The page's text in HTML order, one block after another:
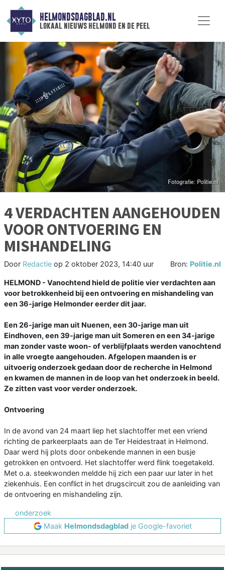
HELMONDSDAGBLAD.NL
lokaal nieuws helmond en de peel
4 VERDACHTEN AANGEHOUDEN
VOOR ONTVOERING EN
MISHANDELING
Door Redactie op 2 oktober 2023, 14:40 uur Bron: Politie.nl
HELMOND - Vanochtend hield de politie vier verdachten aan
voor betrokkenheid bij een ontvoering en mishandeling van
een 36-jarige Helmonder eerder dit jaar.
Een 26-jarige man uit Nuenen, een 30-jarige man uit
Eindhoven, een 39-jarige man uit Someren en een 34-jarige
man zonder vaste woon- of verblijfplaats werden vanochtend
in alle vroegte aangehouden. Afgelopen maanden is er
uitvoerig onderzoek gedaan door de recherche in Helmond
en kwamen de mannen in de loop van het onderzoek in beeld.
Ze zitten vast voor verder onderzoek.
Ontvoering
In de avond van 24 maart liep het slachtoffer met een vriend
richting de parkeerplaats aan de Ter Heidestraat in Helmond.
Daar werd hij plots door onbekende mannen in een busje
getrokken en ontvoerd. Het slachtoffer werd flink toegetakeld.
Met o.a. steekwonden meldde hij zich een paar uur later in het
ziekenhuis. Een conflict in het drugscircuit zou de aanleiding van
de ontvoering en mishandeling zijn.
onderzoek
Maak Helmondsdagbladje Google-favoriet